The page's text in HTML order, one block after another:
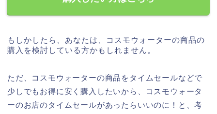
もしかしたら、あなたは、コスモウォーターの商品の
購入を検討している方かもしれません。
ただ、コスモウォーターの商品をタイムセールなどで
少しでもお得に安く購入したいから、コスモウォータ
ーのお店のタイムセールがあったらいいのに！と、考